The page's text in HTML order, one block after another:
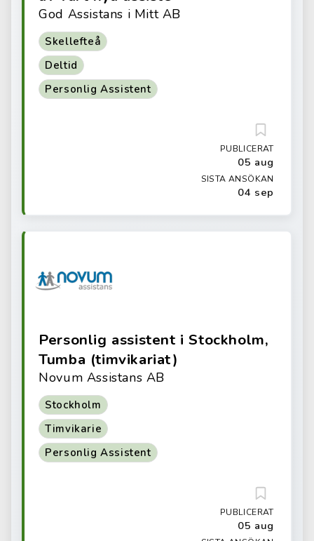
God Assistans i Mitt AB
Skellefteå
Deltid
Personlig Assistent
PUBLICERAT
05 aug
SISTA ANSÖKAN
04 sep
Personlig assistent i Stockholm,
Tumba (timvikariat)
Novum Assistans AB
Stockholm
Timvikarie
Personlig Assistent
PUBLICERAT
05 aug